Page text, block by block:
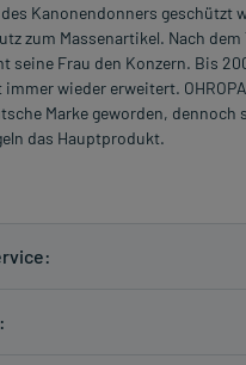
Kanonendonners geschützt
zum Massenartikel. Nach dem
seine Frau den Konzern. Bis
wieder erweitert.
Marke geworden, dennoch
das Hauptprodukt.